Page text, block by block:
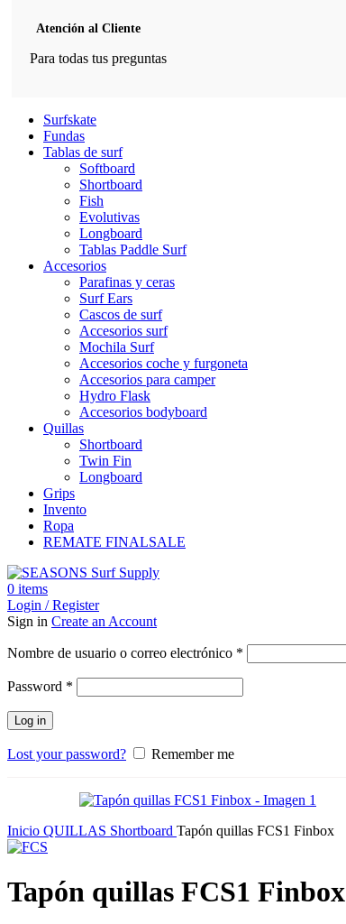
Atención al Cliente
Para todas tus preguntas
Surfskate
Fundas
Tablas de surf
Softboard
Shortboard
Fish
Evolutivas
Longboard
Tablas Paddle Surf
Accesorios
Parafinas y ceras
Surf Ears
Cascos de surf
Accesorios surf
Mochila Surf
Accesorios coche y furgoneta
Accesorios para camper
Hydro Flask
Accesorios bodyboard
Quillas
Shortboard
Twin Fin
Longboard
Grips
Invento
Ropa
REMATE FINALSALE
0 items
Login / Register
Sign in Create an Account
Nombre de usuario o correo electrónico *
Password *
Log in
Lost your password? Remember me
Inicio QUILLAS Shortboard Tapón quillas FCS1 Finbox
Tapón quillas FCS1 Finbox